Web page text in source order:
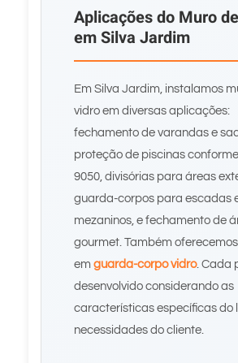
Aplicações do Muro
em Silva Jardim
Em Silva Jardim, instalamos
vidro em diversas aplicações:
fechamento de varandas e
proteção de piscinas
9050, divisórias para áreas
guarda-corpos para escadas
mezaninos, e fechamento de
gourmet. Também
em guarda-corpo vidro. Cada
desenvolvido considerando as
características específicas do
necessidades do cliente.